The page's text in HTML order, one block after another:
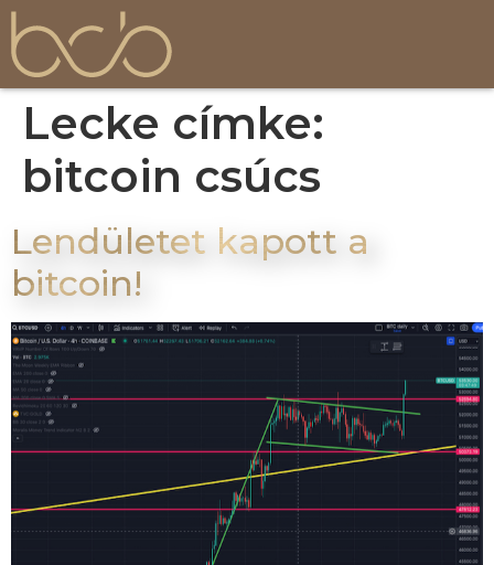
Lecke címke:
bitcoin csúcs
Lendületet kapott a
bitcoin!